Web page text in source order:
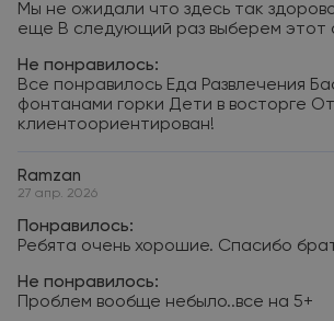
Мы не ожидали что здесь так
еще В следующий раз выберем этот
Не понравилось:
Все понравилось Еда Развлечения
фонтанами горки Дети в восторге
клиентоориентирован!
Ramzan
27 апр. 2026
Понравилось:
Ребята очень хорошие. Спасибо
Не понравилось:
Проблем вообще небыло..все на 5+